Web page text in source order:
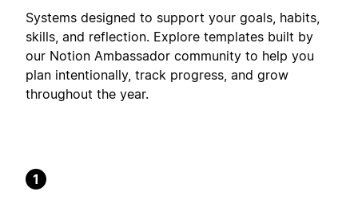
Systems designed to support your goals, habits,
skills, and reflection. Explore templates built by
our Notion Ambassador community to help you
plan intentionally, track progress, and grow
throughout the year.
1